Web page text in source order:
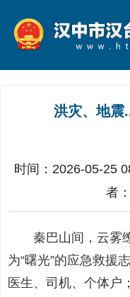
洪灾、地震
时间：2026-05-25
者：
秦巴山间，云雾缭
为“曙光”的应急救援
医生、司机、个体户